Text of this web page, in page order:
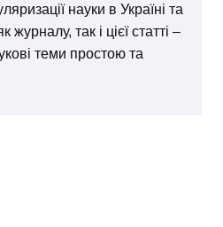
науки в Україні та
журналу, так і цієї статті –
теми простою та